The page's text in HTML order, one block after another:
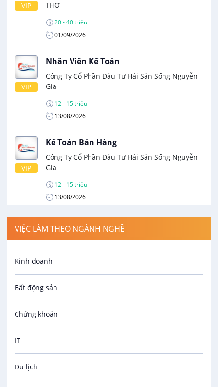
VIP
THƠ
20 - 40 triệu
01/09/2026
VIP
Nhân Viên Kế Toán
Công Ty Cổ Phần Đầu Tư Hải Sản Sống Nguyễn
Gia
12 - 15 triệu
13/08/2026
VIP
Kế Toán Bán Hàng
Công Ty Cổ Phần Đầu Tư Hải Sản Sống Nguyễn
Gia
12 - 15 triệu
13/08/2026
VIỆC LÀM THEO NGÀNH NGHỀ
Kinh doanh
Bất động sản
Chứng khoán
IT
Du lịch